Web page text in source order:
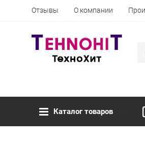
Отзывы О компании
Каталог товаров